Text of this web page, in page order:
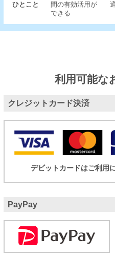
ひとこと
間の有効活用が
できる
利用可能な
クレジットカード決済
デビットカードはご利用
PayPay